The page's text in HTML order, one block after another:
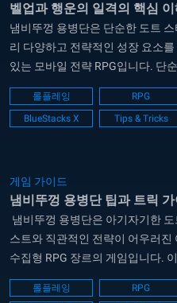
벨업과 행운의 일격의 핵심 이
냄비뚜껑 용병단은 단순한 도트
리 다양하고 전략적인 성장 요소를
있는 모바일 전략 RPG입니다. 단
수집하는 데 그치지 않고, 스킬 강
성 최적화 등 다층적인 성장 전략
이 특징입니다. 특히 전투 효율을
롤플레잉 RPG
BlueStacks X
Tips & Tricks
게임 가이드
냄비뚜껑 용병단 팁과 트릭
냄비뚜껑 용병단은 아기자기한 도
스트와 직관적인 전략이 어우러진
수집형 RPG 장르의 게임입니다.
레이어는 다양한 용병들을 수집하
를 통해 강력한 적들을 물리치며
롤플레잉 RPG